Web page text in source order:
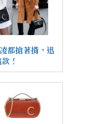
都搶著揹，迅
！